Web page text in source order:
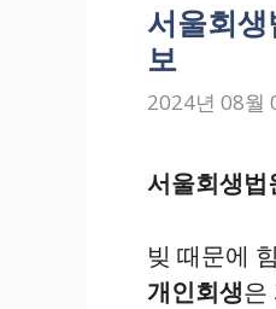
서울회
보
2024년 08월
서울회생
빚 때문에
개인회생은